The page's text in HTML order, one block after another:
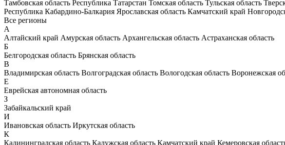
Тамбовская область Республика Татарстан Томская область Тульская область
Республика Кабардино-Балкария Ярославская область Камчатский край
Все регионы
А
Алтайский край Амурская область Архангельская область Астраханская область
Б
Белгородская область Брянская область
В
Владимирская область Волгоградская область Вологодская область Воронежская
Е
Еврейская автономная область
З
Забайкальский край
И
Ивановская область Иркутская область
К
Калининградская область Калужская область Камчатский край Кемеровская